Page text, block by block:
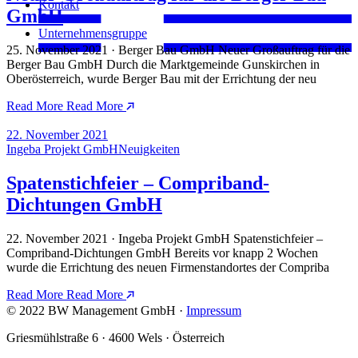
Kontakt
Unternehmensgruppe
GmbH
25. November 2021 · Berger Bau GmbH Neuer Großauftrag für die
Berger Bau GmbH Durch die Marktgemeinde Gunskirchen in
Oberösterreich, wurde Berger Bau mit der Errichtung der neu
Read More Read More
22. November 2021
Ingeba Projekt GmbHNeuigkeiten
Spatenstichfeier – Compriband-
Dichtungen GmbH
22. November 2021 · Ingeba Projekt GmbH Spatenstichfeier –
Compriband-Dichtungen GmbH Bereits vor knapp 2 Wochen
wurde die Errichtung des neuen Firmenstandortes der Compriba
Read More Read More
© 2022 BW Management GmbH · Impressum
Griesmühlstraße 6 · 4600 Wels · Österreich